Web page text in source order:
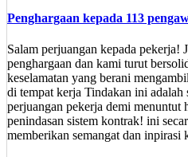
Penghargaan kepada 113
Salam perjuangan kepada
penghargaan dan kami turut
keselamatan yang berani
di tempat kerja Tindakan ini adalah
perjuangan pekerja demi menuntut
penindasan sistem kontrak! ini
memberikan semangat dan